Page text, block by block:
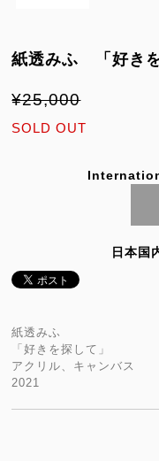
紙透みふ 「好きを
¥25,000
SOLD OUT
日本国
紙透みふ
「好きを探して」
アクリル、キャンバス
2021